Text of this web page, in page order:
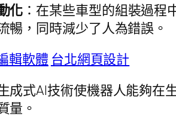
化 ：在某些車型的組裝過
暢，同時減少了人為錯誤。
輯軟體 台北網頁設計
成式AI技術使機器人能夠
量。